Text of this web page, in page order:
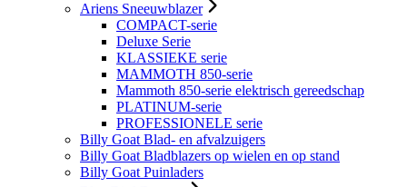
Ariens Sneeuwblazer
COMPACT-serie
Deluxe Serie
KLASSIEKE serie
MAMMOTH 850-serie
Mammoth 850-serie elektrisch gereedschap
PLATINUM-serie
PROFESSIONELE serie
Billy Goat Blad- en afvalzuigers
Billy Goat Bladblazers op wielen en op stand
Billy Goat Puinladers